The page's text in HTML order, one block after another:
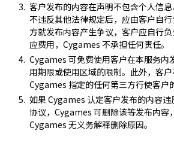
客户发布的内容在声明不包含个人信
不违反其他法律规定后，应由客户自
方就发布内容产生争议，客户应自行
应费用，Cygames 不承担任何责任。
Cygames 可免费使用客户在本服务内
用期限或使用区域的限制。此外，客
Cygames 指定的任何第三方行使客户
如果 Cygames 认定客户发布的内容
协议，Cygames 可删除该等发布内容
Cygames 无义务解释删除原因。